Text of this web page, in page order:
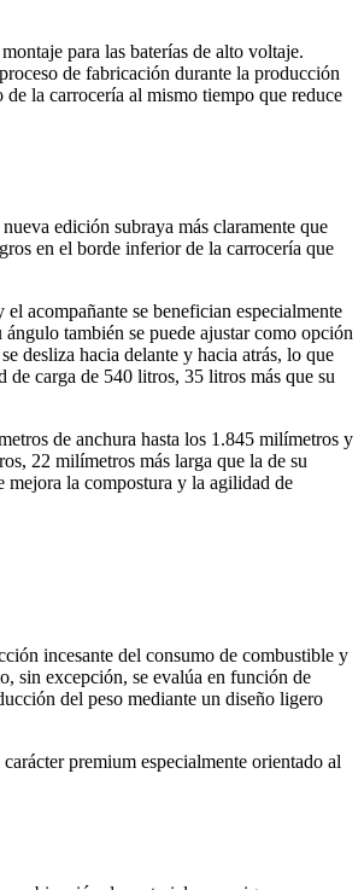
para las baterías de alto voltaje.
de fabricación durante la producción
la carrocería al mismo tiempo que reduce
edición subraya más claramente que
en el borde inferior de la carrocería que
acompañante se benefician especialmente
también se puede ajustar como opción
desliza hacia delante y hacia atrás, lo que
de carga de 540 litros, 35 litros más que su
de anchura hasta los 1.845 milímetros y
22 milímetros más larga que la de su
mejora la compostura y la agilidad de
incesante del consumo de combustible y
sin excepción, se evalúa en función de
del peso mediante un diseño ligero
premium especialmente orientado al